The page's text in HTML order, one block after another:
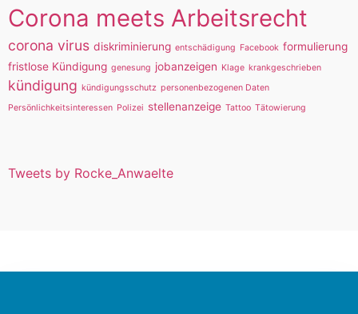
Corona meets Arbeitsrecht
corona virus diskriminierung entschädigung Facebook formulierung
fristlose Kündigung genesung jobanzeigen Klage krankgeschrieben
kündigung kündigungsschutz personenbezogenen Daten
Persönlichkeitsinteressen Polizei stellenanzeige Tattoo Tätowierung
Tweets by Rocke_Anwaelte